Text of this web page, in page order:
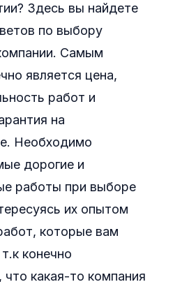
Здесь вы найдете
по выбору
Самым
является цена,
работ и
на
Необходимо
дорогие и
работы при выборе
их опытом
которые вам
конечно
что какая-то компания